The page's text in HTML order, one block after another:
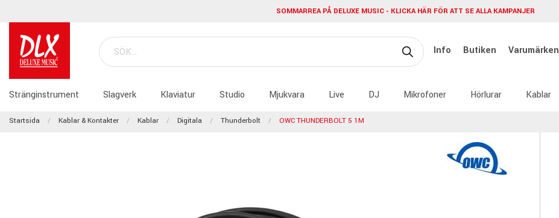
SOMMARREA PÅ DELUXE MUSIC - KLICKA HÄR FÖR ATT SE ALLA KAMPANJER
Info Butiken Varumärken
Stränginstrument Slagverk Klaviatur Studio Mjukvara Live DJ Mikrofoner Hörlurar Kablar
Startsida Kablar & Kontakter Kablar Digitala Thunderbolt OWC THUNDERBOLT 5 1M